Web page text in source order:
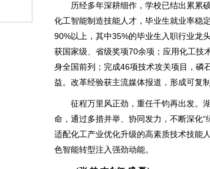
历经多年深耕细作，学校已结出累累
化工智能制造技能人才，毕业生就业率稳
90%以上，其中35%的毕业生入职行业龙
获国家级、省级奖项70余项；应用化工技
身全国前列；完成46项技术攻关项目，磷
益。改革经验获主流媒体报道，形成可复
征程万里风正劲，重任千钧再出发。
命，通过多措并举、协同发力，不断深化
适配化工产业优化升级的高素质技术技能
色智能转型注入强劲动能。